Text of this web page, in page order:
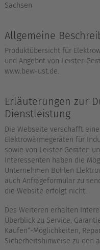
Sachsen
Allgemeine
Produktübersicht für
und Angebot von Leister-
www.bew-ust.de.
Erläuterungen zur
Dienstleistung
Die Webseite verschafft
Elektrowärmegeräten für
sowie von Leister-Geräten
Interessenten haben die
Unternehmen Bohlen
auch Anfrageformular zu
die Website erfolgt nicht.
Des Weiteren erhalten
Überblick zu Service,
Kaufen“-Möglichkeiten,
Sicherheitshinweise zu den